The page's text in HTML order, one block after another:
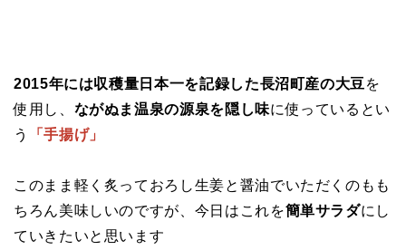
2015年には収穫量日本一を記録した長沼町産の大豆を
使用し、 ながぬま温泉の源泉を隠し味に使っているとい
う
「手揚げ」
このまま軽く炙っておろし生姜と醤油でいただくのもも
ちろん美味しいのですが、今日はこれを簡単サラダにし
ていきたいと思います